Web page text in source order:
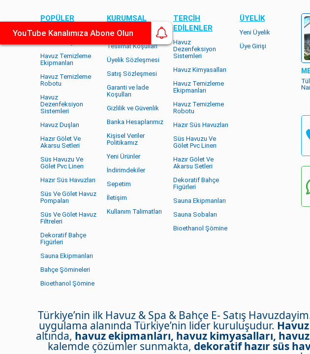
YouTube Kanalımıza Abone Olun
POPÜLER
KATEGORILER
Havuz Temizleme
Ekipmanları
Havuz Temizleme
Robotu
Havuz
Dezenfeksiyon
Sistemleri
Havuz Duşları
Hazır Gölet Ve
Akarsu Setleri
Süs Havuzu Ve
Gölet Pvc Linerı
Hazır Süs Havuzları
Süs Ve Gölet Havuz
Pompaları
Süs Ve Gölet Havuz
Filtreleri
Dekoratif Bahçe
Figürleri
Sauna Ekipmanları
Bahçe Şömineleri
Bioethanol Şömine
KURUMSAL
Hakkımızda
Teslimat Koşulları
Üyelik Sözleşmesi
Satış Sözleşmesi
Garanti ve İade
Koşulları
Gizlilik ve Güvenlik
Banka Hesaplarımız
Kişisel Veriler
Politikamız
Yeni Ürünler
İndirimdekiler
Sepetim
İletişim
Kullanım Talimatları
TERCİH
EDİLENLER
Havuz
Dezenfeksiyon
Sistemleri
Havuz Kimyasalları
Havuz Temizleme
Ekipmanları
Havuz Temizleme
Robotu
Hazır Süs Havuzları
Süs Havuzu Ve
Gölet Pvc Linerı
Hazır Gölet Ve
Akarsu Setleri
Dekoratif Bahçe
Figürleri
Sauna Ekipmanları
Sauna Sobaları
Bioethanol Şömine
ÜYELIK
Yeni Üyelik
Üye Girişi
Türkiye’nin ilk Havuz & Spa & Bahçe E- Satış
uygulama alanında Türkiye’nin lider kuruluşudur. Havuz
altında, havuz ekipmanları, havuz kimyasalları,
kalemde çözümler sunmakta, dekoratif hazır süs